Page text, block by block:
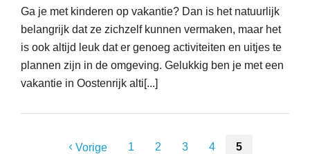
Ga je met kinderen op vakantie? Dan is het natuurlijk
belangrijk dat ze zichzelf kunnen vermaken, maar het
is ook altijd leuk dat er genoeg activiteiten en uitjes te
plannen zijn in de omgeving. Gelukkig ben je met een
vakantie in Oostenrijk alti[...]
Vorige 1 2 3 4 5